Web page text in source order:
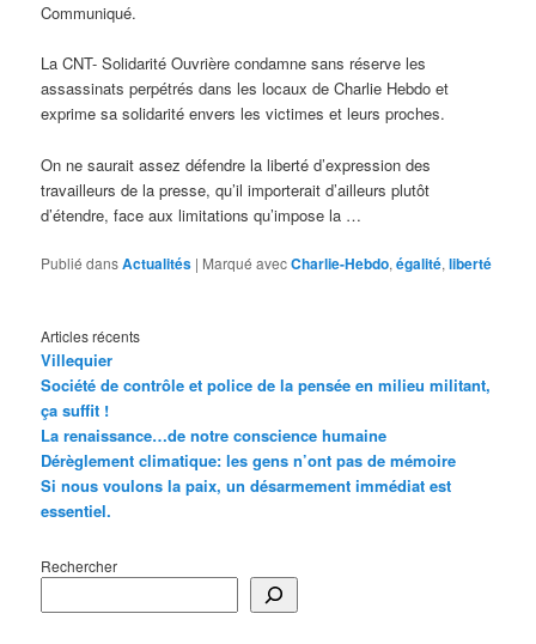
Communiqué.
La CNT- Solidarité Ouvrière condamne sans réserve les
assassinats perpétrés dans les locaux de Charlie Hebdo et
exprime sa solidarité envers les victimes et leurs proches.
On ne saurait assez défendre la liberté d’expression des
travailleurs de la presse, qu’il importerait d’ailleurs plutôt
d’étendre, face aux limitations qu’impose la …
Publié dansActualités | Marqué avecCharlie-Hebdo,égalité,liberté
Articles récents
Villequier
Société de contrôle et police de la pensée en milieu militant,
ça suffit !
La renaissance…de notre conscience humaine
Dérèglement climatique: les gens n’ont pas de mémoire
Si nous voulons la paix, un désarmement immédiat est
essentiel.
Rechercher